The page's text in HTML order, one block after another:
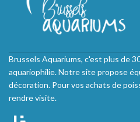
Brussels Aquariums, c'est plus de
aquariophilie. Notre site propose
décoration. Pour vos achats de
rendre visite.